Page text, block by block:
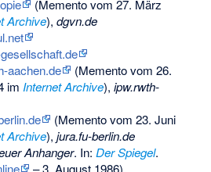
(Mementovom 27. März
Archive),dgvn.de
aachen.de (Mementovom 26.
im Internet Archive),ipw.rwth-
(Mementovom 23. Juni
Archive),jura.fu-berlin.de
Anhanger. In:Der Spiegel.
–3. August 1986).